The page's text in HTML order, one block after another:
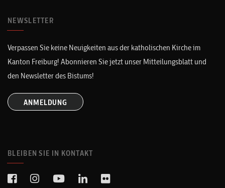
NEWSLETTER
Verpassen Sie keine Neuigkeiten aus der katholischen Kirche im
Kanton Freiburg! Abonnieren Sie jetzt unser Mitteilungsblatt und
den Newsletter des Bistums!
ANMELDUNG
BLEIBEN SIE IN KONTAKT